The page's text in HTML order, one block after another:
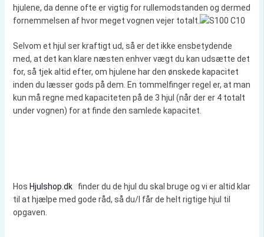
hjulene, da denne ofte er vigtig for rullemodstanden og dermed
fornemmelsen af hvor meget vognen vejer totalt.
Selvom et hjul ser kraftigt ud, så er det ikke ensbetydende
med, at det kan klare næsten enhver vægt du kan udsætte det
for, så tjek altid efter, om hjulene har den ønskede kapacitet
inden du læsser gods på dem. En tommelfinger regel er, at man
kun må regne med kapaciteten på de 3 hjul (når der er 4 totalt
under vognen) for at finde den samlede kapacitet.
Hos Hjulshop.dkfinder du de hjul du skal bruge og vi er altid klar
til at hjælpe med gode råd, så du/I får de helt rigtige hjul til
opgaven.